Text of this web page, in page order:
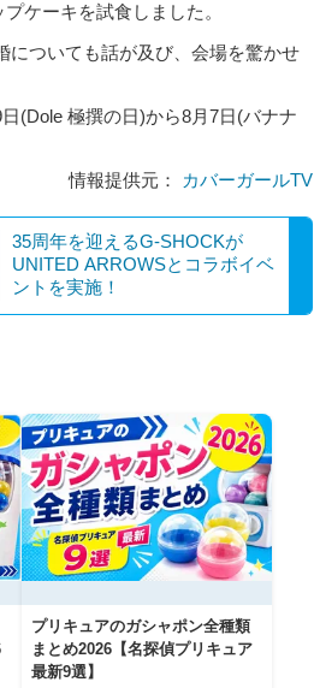
ケーキを試食しました。
についても話が及び、会場を驚かせ
(Dole 極撰の日)から8月7日(バナナ
情報提供元：
カバーガールTV
35周年を迎えるG-SHOCKが
UNITED ARROWSとコラボイベ
ントを実施！
プリキュアのガシャポン全種類
まとめ2026【名探偵プリキュア
最新9選】